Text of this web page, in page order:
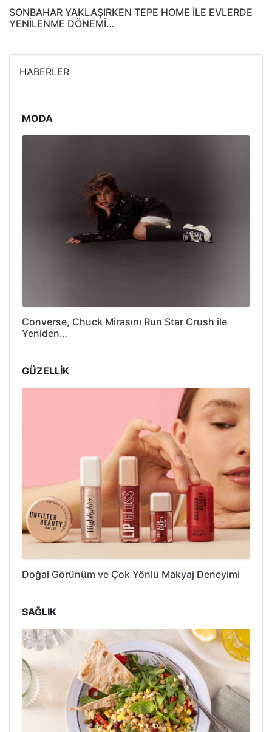
SONBAHAR YAKLAŞIRKEN TEPE HOME İLE EVLERDE
YENİLENME DÖNEMİ…
HABERLER
MODA
Converse, Chuck Mirasını Run Star Crush ile
Yeniden…
GÜZELLİK
Doğal Görünüm ve Çok Yönlü Makyaj Deneyimi
SAĞLIK